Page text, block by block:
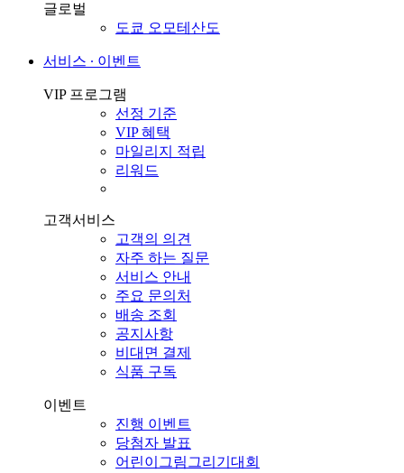
글로벌
도쿄 오모테산도
서비스 ∙ 이벤트
VIP 프로그램
선정 기준
VIP 혜택
마일리지 적립
리워드
고객서비스
고객의 의견
자주 하는 질문
서비스 안내
주요 문의처
배송 조회
공지사항
비대면 결제
식품 구독
이벤트
진행 이벤트
당첨자 발표
어린이그림그리기대회